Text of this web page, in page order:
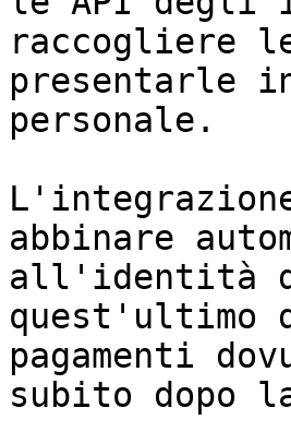
raccogliere
presentarle
personale.
abbinare
all'identità
quest'ultimo
pagamenti
subito dopo